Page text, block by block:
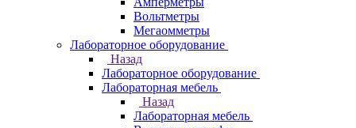
Вольтметры
Мегаомметры
Лабораторное оборудование
Назад
Лабораторное оборудование
Лабораторная мебель
Назад
Лабораторная мебель